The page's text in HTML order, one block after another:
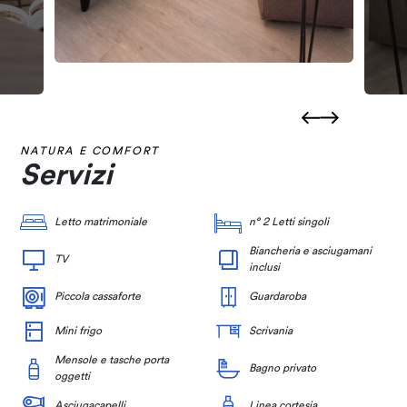
NATURA E COMFORT
Servizi
Letto matrimoniale n° 2 Letti singoli
TV
Biancheria e asciugamani
inclusi
Piccola cassaforte Guardaroba
Mini frigo Scrivania
Mensole e tasche porta
oggetti
Bagno privato